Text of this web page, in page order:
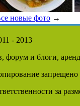
новые фото →
- 2013
форум и блоги,
запрещено
за